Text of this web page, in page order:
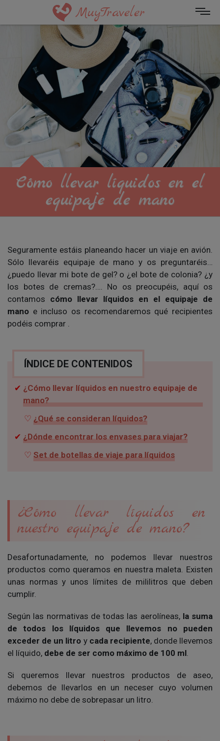
MuyTraveler
Cómo llevar líquidos en el
equipaje de mano
Seguramente estáis planeando hacer un viaje en avión.
Sólo llevaréis equipaje de mano y os preguntaréis…
¿puedo llevar mi bote de gel? o ¿el bote de colonia? ¿y
los botes de cremas?…. No os preocupéis, aquí os
contamos cómo llevar líquidos en el equipaje de
mano e incluso os recomendaremos qué recipientes
podéis comprar .
ÍNDICE DE CONTENIDOS
¿Cómo llevar líquidos en nuestro equipaje de
mano?
¿Qué se consideran líquidos?
¿Dónde encontrar los envases para viajar?
Set de botellas de viaje para líquidos
¿Cómo llevar líquidos en
nuestro equipaje de mano?
Desafortunadamente, no podemos llevar nuestros
productos como queramos en nuestra maleta. Existen
unas normas y unos límites de mililitros que deben
cumplir.
Según las normativas de todas las aerolíneas, la suma
de todos los líquidos que llevemos no pueden
exceder de un litro y cada recipiente, donde llevemos
el líquido, debe de ser como máximo de 100 ml.
Si queremos llevar nuestros productos de aseo,
debemos de llevarlos en un neceser cuyo volumen
máximo no debe de sobrepasar un litro.